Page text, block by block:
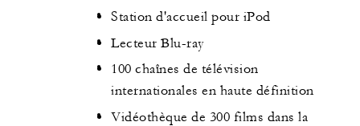
Station d'accueil pour iPod
Lecteur Blu-ray
100 chaînes de télévision
internationales en haute définition
Vidéothèque de 300 films dans la